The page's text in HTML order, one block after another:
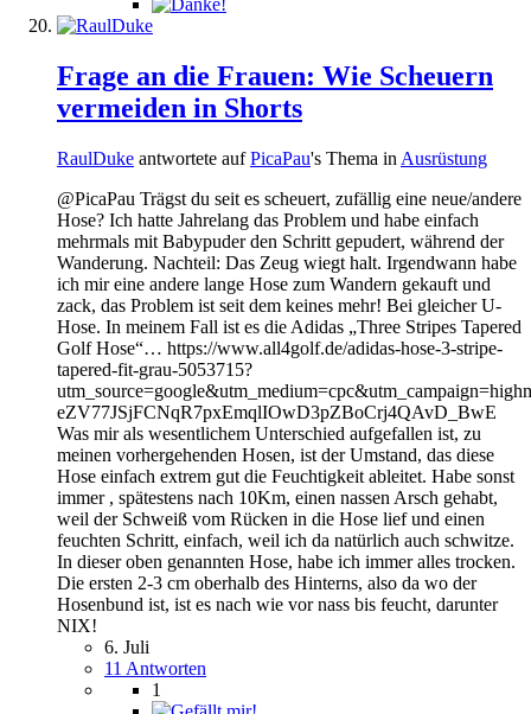
Frage an die Frauen: Wie Scheuern
vermeiden in Shorts
RaulDuke antwortete aufPicaPau's Thema in Ausrüstung
@PicaPau Trägst du seit es scheuert, zufällig eine neue/andere
Hose? Ich hatte Jahrelang das Problem und habe einfach
mehrmals mit Babypuder den Schritt gepudert, während der
Wanderung. Nachteil: Das Zeug wiegt halt. Irgendwann habe
ich mir eine andere lange Hose zum Wandern gekauft und
zack, das Problem ist seit dem keines mehr! Bei gleicher U-
Hose. In meinem Fall ist es die Adidas „Three Stripes Tapered
Golf Hose“… https://www.all4golf.de/adidas-hose-3-stripe-
tapered-fit-grau-5053715?
eZV77JSjFCNqR7pxEmqlIOwD3pZBoCrj4QAvD_BwE
Was mir als wesentlichem Unterschied aufgefallen ist, zu
meinen vorhergehenden Hosen, ist der Umstand, das diese
Hose einfach extrem gut die Feuchtigkeit ableitet. Habe sonst
immer , spätestens nach 10Km, einen nassen Arsch gehabt,
weil der Schweiß vom Rücken in die Hose lief und einen
feuchten Schritt, einfach, weil ich da natürlich auch schwitze.
In dieser oben genannten Hose, habe ich immer alles trocken.
Die ersten 2-3 cm oberhalb des Hinterns, also da wo der
Hosenbund ist, ist es nach wie vor nass bis feucht, darunter
NIX!
6. Juli
11 Antworten
1